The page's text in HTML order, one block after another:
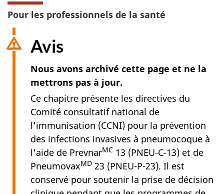
Pour les professionnels de la santé
Avis
Nous avons archivé cette page et ne la
mettrons pas à jour.
Ce chapitre présente les directives du
Comité consultatif national de
l'immunisation (CCNI) pour la prévention
des infections invasives à pneumocoque à
l'aide de PrevnarMC 13 (PNEU-C-13) et de
PneumovaxMD 23 (PNEU-P-23). Il est
conservé pour soutenir la prise de décision